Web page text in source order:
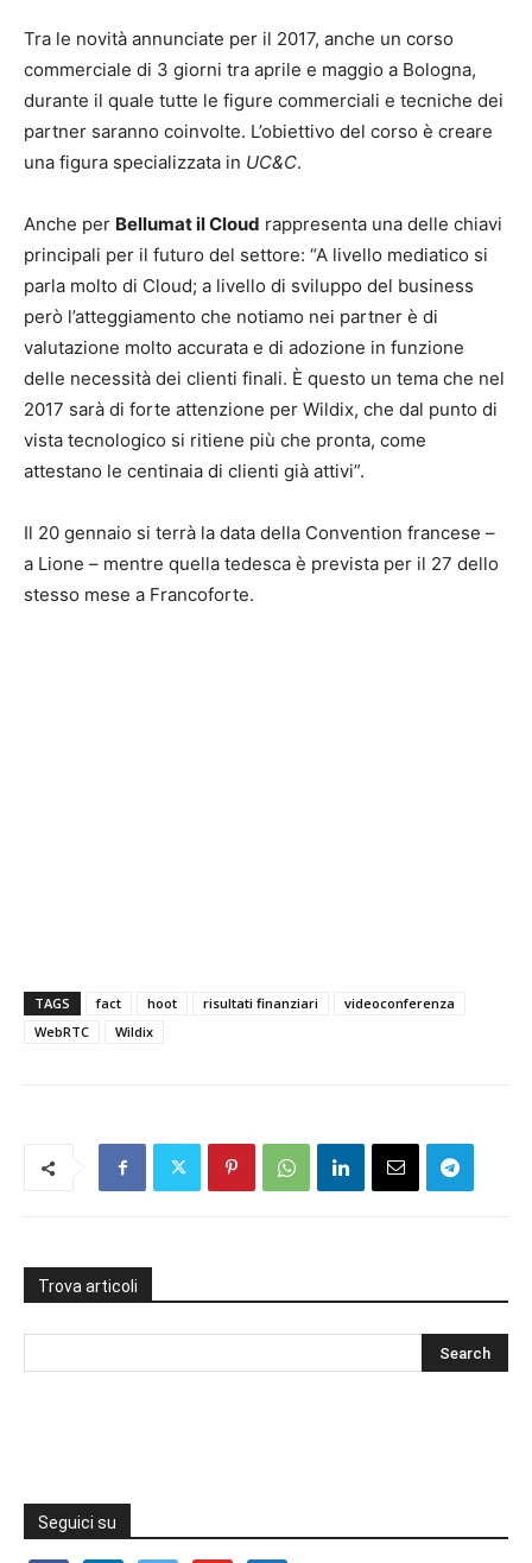
Tra le novità annunciate per il 2017, anche un corso
commerciale di 3 giorni tra aprile e maggio a Bologna,
durante il quale tutte le figure commerciali e tecniche dei
partner saranno coinvolte. L’obiettivo del corso è creare
una figura specializzata in UC&C.
Anche per Bellumat il Cloud rappresenta una delle chiavi
principali per il futuro del settore: “A livello mediatico si
parla molto di Cloud; a livello di sviluppo del business
però l’atteggiamento che notiamo nei partner è di
valutazione molto accurata e di adozione in funzione
delle necessità dei clienti finali. È questo un tema che nel
2017 sarà di forte attenzione per Wildix, che dal punto di
vista tecnologico si ritiene più che pronta, come
attestano le centinaia di clienti già attivi”.
Il 20 gennaio si terrà la data della Convention francese –
a Lione – mentre quella tedesca è prevista per il 27 dello
stesso mese a Francoforte.
TAGS fact hoot risultati finanziari
videoconferenza
WebRTC
Wildix
Trova articoli
Seguici su